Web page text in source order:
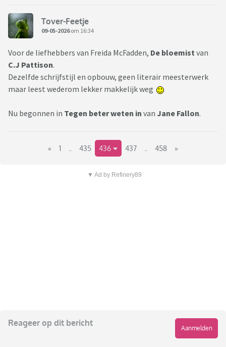
Tover-Feetje
09-05-2026om 16:34
Voor de liefhebbers van Freida McFadden, De bloemist van
C.J Pattison.
Dezelfde schrijfstijl en opbouw, geen literair meesterwerk
maar leest wederom lekker makkelijk weg
Nu begonnen in Tegen beter weten in van Jane Fallon.
« 1 435 436 437 458 »
▼ Ad by Refinery89
Reageer op dit bericht
Aanmelden